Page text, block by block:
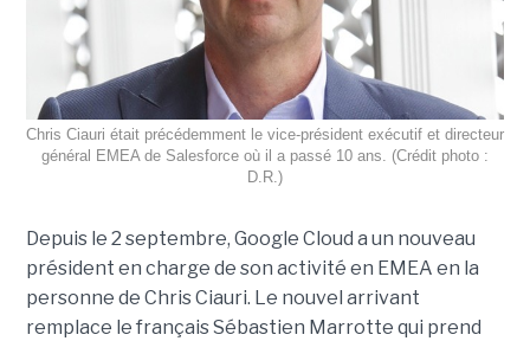
Chris Ciauri était précédemment le vice-président exécutif et directeur
général EMEA de Salesforce où il a passé 10 ans. (Crédit photo :
D.R.)
Depuis le 2 septembre, Google Cloud a un nouveau
président en charge de son activité en EMEA en la
personne de Chris Ciauri. Le nouvel arrivant
remplace le français Sébastien Marrotte qui prend